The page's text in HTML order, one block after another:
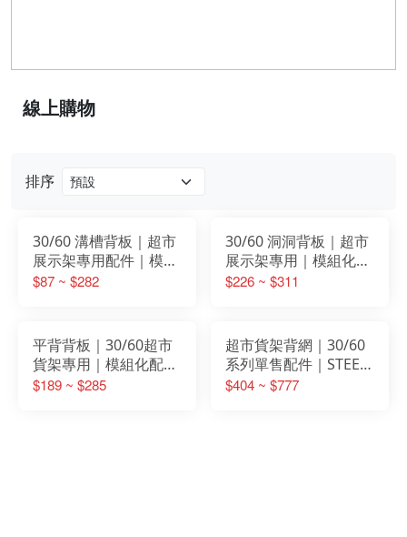
排序
30/60 溝槽背板｜超市
展示架專用配件｜模組
化系統｜STEEL鐵製｜
$87 ~ $282
30/60 洞洞背板｜超市
展示架專用｜模組化配
件｜STEEL鐵製｜粉體
$226 ~ $311
平背背板｜30/60超市
貨架專用｜模組化配件
｜STEEL鐵製｜獨立販
$189 ~ $285
超市貨架背網｜30/60
系列單售配件｜STEEL
鐵製｜展示陳列專用背
$404 ~ $777
線上購物